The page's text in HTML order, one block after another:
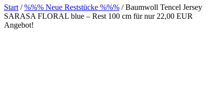
Start /%%% Neue Reststücke %%% / Baumwoll Tencel Jersey
SARASA FLORAL blue – Rest 100 cm für nur 22,00 EUR
Angebot!